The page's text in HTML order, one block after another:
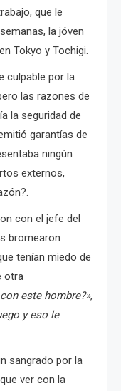
que le
la jóven
Tokyo y Tochigi.
culpable por la
las razones de
la seguridad de
garantías de
ningún
externos,
con el jefe del
bromearon
tenían miedo de
otra
este hombre?»,
y eso le
sangrado por la
ver con la